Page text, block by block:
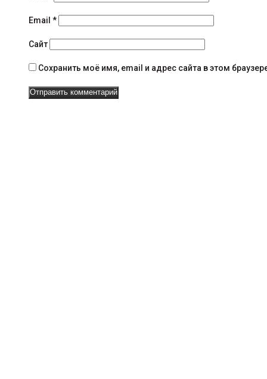
н
а
в
и
г
Email *
Сайт
Сохранить моё имя, email и адрес сайта в этом